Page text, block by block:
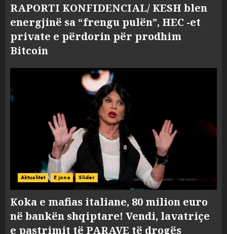
RAPORTI KONFIDENCIAL/ KESH blen
energjinë sa “frengu pulën”, HEC -et
private e përdorin për prodhim
Bitcoin
Aktualitet E jona Slider
Koka e mafias italiane, 80 milion euro
në bankën shqiptare! Vendi, lavatriçe
e pastrimit të PARAVE të drogës